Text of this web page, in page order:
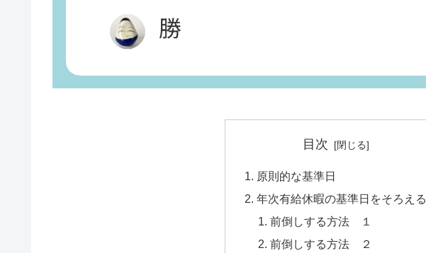
目次
原則的な基準日
年次有給休暇の基準日をそろえる
前倒しする方法 １
前倒しする方法 ２